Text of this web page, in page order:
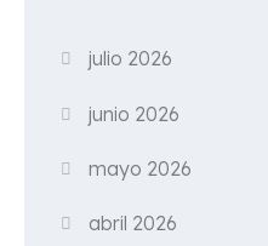
julio 2026
junio 2026
mayo 2026
abril 2026